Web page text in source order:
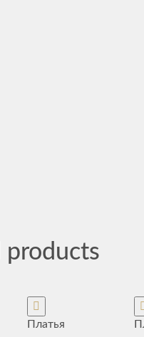
products
Платья